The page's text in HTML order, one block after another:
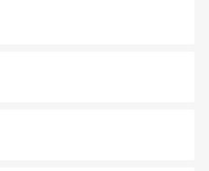
風情を楽しめる外せないスポット